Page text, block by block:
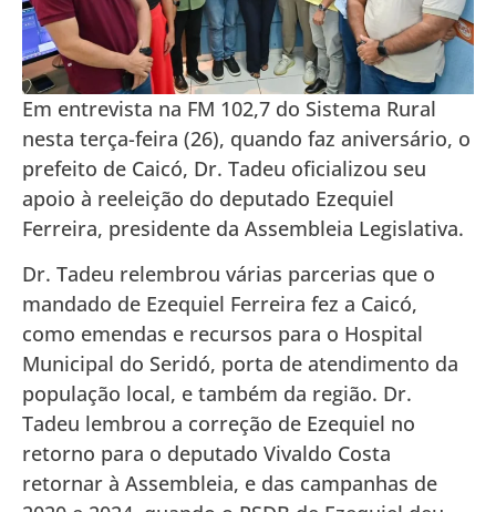
Em entrevista na FM 102,7 do Sistema Rural
nesta terça-feira (26), quando faz aniversário, o
prefeito de Caicó, Dr. Tadeu oficializou seu
apoio à reeleição do deputado Ezequiel
Ferreira, presidente da Assembleia Legislativa.
Dr. Tadeu relembrou várias parcerias que o
mandado de Ezequiel Ferreira fez a Caicó,
como emendas e recursos para o Hospital
Municipal do Seridó, porta de atendimento da
população local, e também da região. Dr.
Tadeu lembrou a correção de Ezequiel no
retorno para o deputado Vivaldo Costa
retornar à Assembleia, e das campanhas de